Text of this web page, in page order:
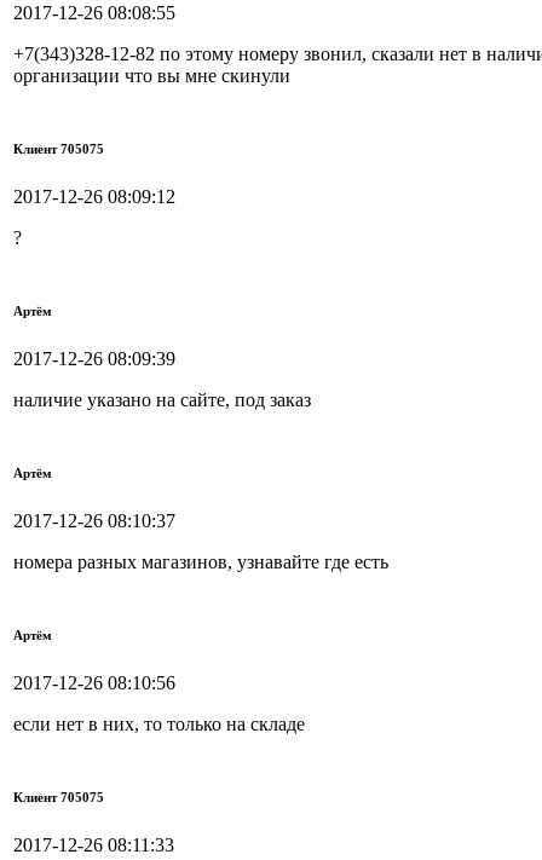
2017-12-26 08:08:55
+7(343)328-12-82 по этому номеру звонил, сказали нет в
организации что вы мне скинули
Клиент 705075
2017-12-26 08:09:12
?
Артём
2017-12-26 08:09:39
наличие указано на сайте, под заказ
Артём
2017-12-26 08:10:37
номера разных магазинов, узнавайте где есть
Артём
2017-12-26 08:10:56
если нет в них, то только на складе
Клиент 705075
2017-12-26 08:11:33